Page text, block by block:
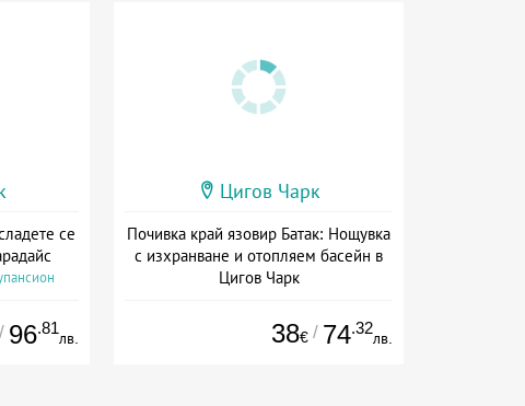
се
/ 96.81
лв.
Цигов Чарк
Почивка край язовир Батак: Нощувка
с изхранване и отопляем басейн в
Цигов Чарк
38€ / 74.32
лв.